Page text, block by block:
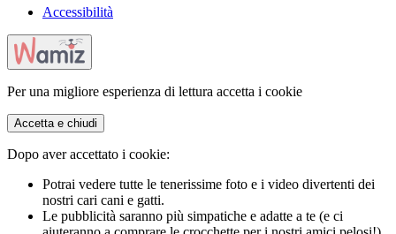
Accessibilità
Per una migliore esperienza di lettura accetta i cookie
Accetta e chiudi
Dopo aver accettato i cookie:
Potrai vedere tutte le tenerissime foto e i video divertenti dei
nostri cari cani e gatti.
Le pubblicità saranno più simpatiche e adatte a te (e ci